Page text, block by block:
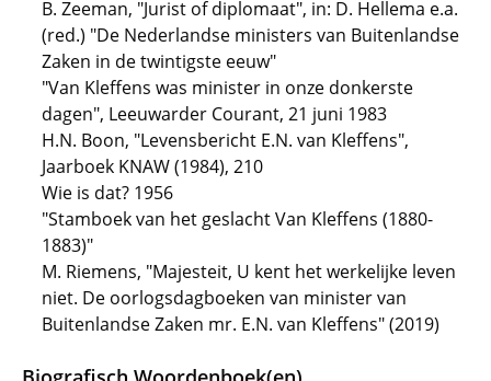
B. Zeeman, "Jurist of diplomaat", in: D. Hellema e.a.
(red.) "De Nederlandse ministers van Buitenlandse
Zaken in de twintigste eeuw"
"Van Kleffens was minister in onze donkerste
dagen", Leeuwarder Courant, 21 juni 1983
H.N. Boon, "Levensbericht E.N. van Kleffens",
Jaarboek KNAW (1984), 210
Wie is dat? 1956
"Stamboek van het geslacht Van Kleffens (1880-
1883)"
M. Riemens, "Majesteit, U kent het werkelijke leven
niet. De oorlogsdagboeken van minister van
Buitenlandse Zaken mr. E.N. van Kleffens" (2019)